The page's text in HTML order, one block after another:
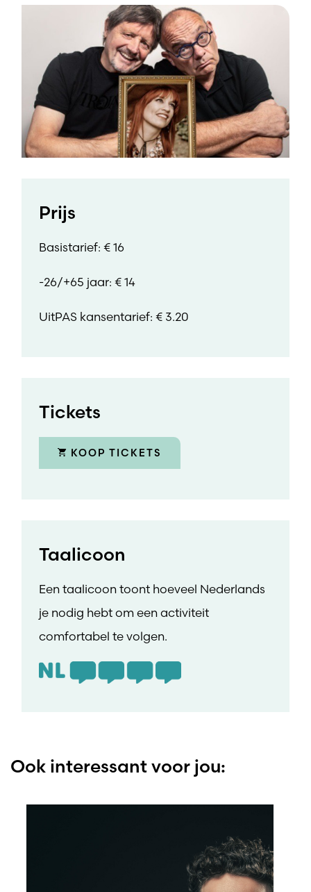
Prijs
Basistarief: € 16
-26/+65 jaar: € 14
UitPAS kansentarief: € 3.20
Tickets
KOOP TICKETS
Taalicoon
Een taalicoon toont hoeveel Nederlands
je nodig hebt om een activiteit
comfortabel te volgen.
Ook interessant voor jou: